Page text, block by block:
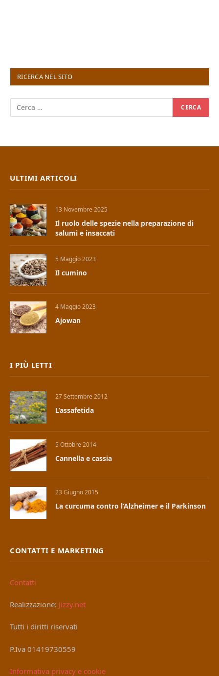
RICERCA NEL SITO
ULTIMI ARTICOLI
13 Novembre 2025
Il ruolo delle spezie nella preparazione di
salumi e insaccati
5 Maggio 2023
Il cumino
4 Maggio 2023
Ajowan
I PIÙ LETTI
27 Settembre 2012
L’assafetida
5 Ottobre 2014
Cannella e cassia
23 Giugno 2015
La curcuma contro l’Alzheimer e il Parkinson
CONTATTI E MARKETING
Contatti
Realizzazione: Jizzy.net
Tutti i diritti riservati
P.Iva 01419730559
Informativa privacy e cookie